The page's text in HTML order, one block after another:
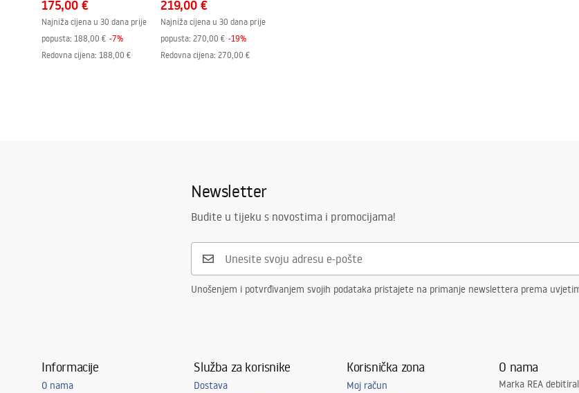
175,00 €
Najniža cijena u 30 dana prije
popusta: 188,00 € -7%
Redovna cijena: 188,00 €
219,00 €
Najniža cijena u 30 dana prije
popusta: 270,00 € -19%
Redovna cijena: 270,00 €
Newsletter
Budite u tijeku s novostima i promocijama!
Unošenjem i potvrđivanjem svojih podataka pristajete na primanje newslettera prema
Informacije
O nama
Služba za korisnike
Dostava
Korisnička zona
Moj račun
O nama
Marka REA